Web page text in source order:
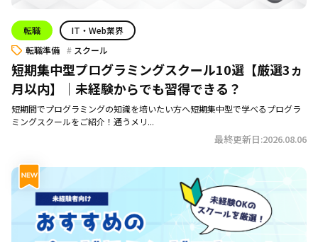
転職
IT・Web業界
転職準備
スクール
短期集中型プログラミングスクール10選【厳選3ヵ
月以内】｜未経験からでも習得できる？
短期間でプログラミングの知識を培いたい方へ短期集中型で学べるプログラ
ミングスクールをご紹介！通うメリ...
最終更新日:2026.08.06